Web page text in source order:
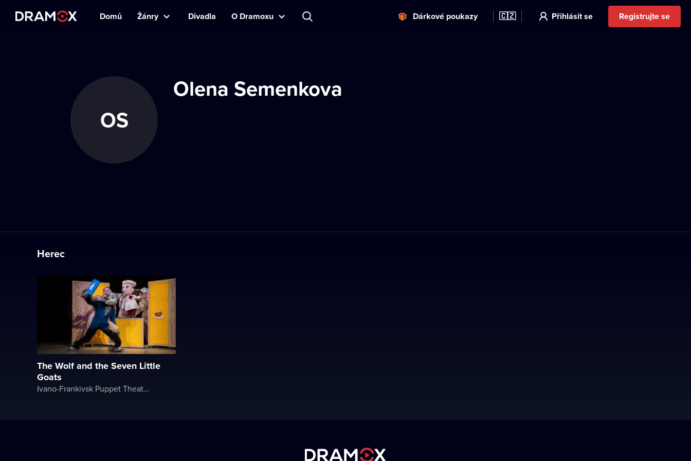
Domů Žánry Divadla O Dramoxu Dárkové poukazy 🇨🇿 Přihlásit se Registrujte se
OS
Olena Semenkova
Herec
The Wolf and the Seven Little
Goats
Ivano-Frankivsk Puppet Theater